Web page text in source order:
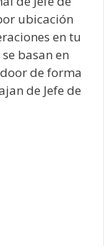
ubicación
en tu
basan en
de forma
de Jefe de